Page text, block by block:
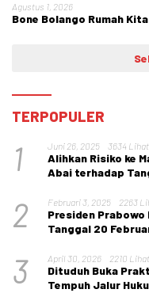
Agustus 1, 2026
Bone Bolango Rumah Kita
TERPOPULER
1 Juni 26, 2025 3634 Lihat
Alihkan Risiko ke
Abai terhadap
2 Februari 3, 2025 2263
Presiden Prabowo
Tanggal 20
3 April 30, 2026 2210 Lihat
Dituduh Buka
Tempuh Jalur